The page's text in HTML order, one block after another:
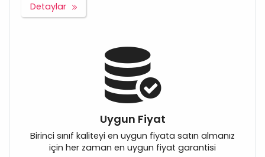
Detaylar
Uygun Fiyat
Birinci sınıf kaliteyi en uygun fiyata satın almanız
için her zaman en uygun fiyat garantisi